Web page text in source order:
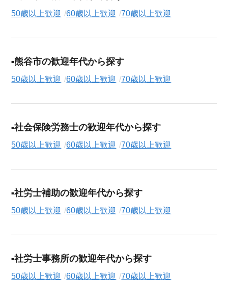
50歳以上歓迎 60歳以上歓迎 70歳以上歓迎
熊谷市の歓迎年代から探す
50歳以上歓迎 60歳以上歓迎 70歳以上歓迎
社会保険労務士の歓迎年代から探す
50歳以上歓迎 60歳以上歓迎 70歳以上歓迎
社労士補助の歓迎年代から探す
50歳以上歓迎 60歳以上歓迎 70歳以上歓迎
社労士事務所の歓迎年代から探す
50歳以上歓迎 60歳以上歓迎 70歳以上歓迎